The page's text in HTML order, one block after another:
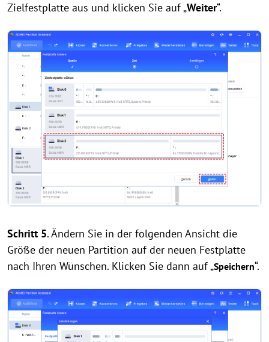
Zielfestplatte aus und klicken Sie auf „Weiter“.
Schritt 5. Ändern Sie in der folgenden Ansicht die
Größe der neuen Partition auf der neuen Festplatte
nach Ihren Wünschen. Klicken Sie dann auf „Speichern“.